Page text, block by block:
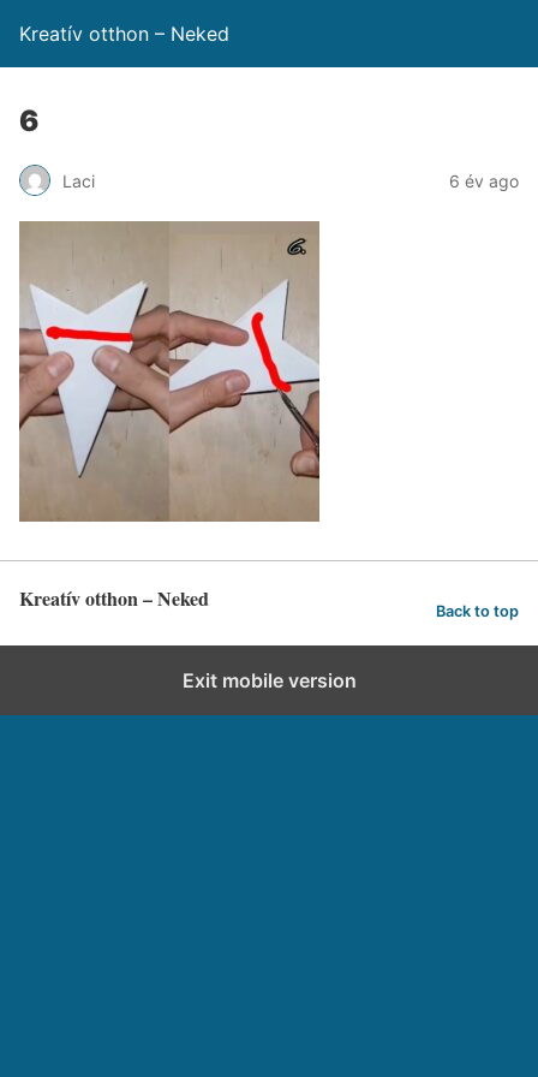
Kreatív otthon – Neked
6
Laci 6 év ago
Kreatív otthon – Neked Back to top
Exit mobile version